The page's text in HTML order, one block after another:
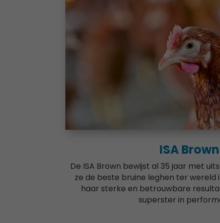
ISA Brown
De ISA Brown bewijst al 35 jaar met
ze de beste bruine leghen ter wereld
haar sterke en betrouwbare
superster in